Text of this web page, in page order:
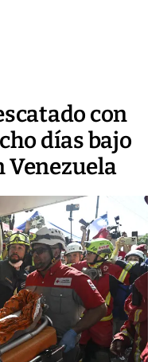
con
días bajo
Venezuela